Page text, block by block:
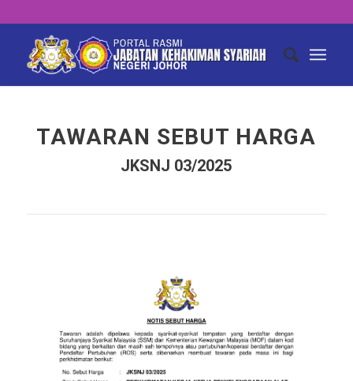
TAWARAN SEBUT HARGA
JKSNJ 03/2025